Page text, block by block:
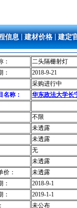
信息 建材价格 建定
：
二头隔栅射灯
：
2018-9-21
采购进行中
名称：
华东政法大学长
不限
未透露
未透露
无
未透露
价：
未透露
：
2018-9-1
：
2019-1-1
未公布